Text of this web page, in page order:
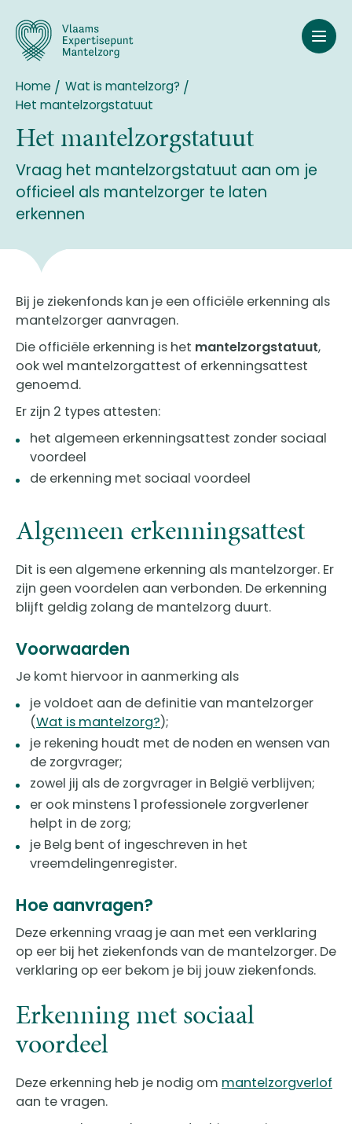
naar
inhoud
gaan
Breadcrumb
Home
Wat is mantelzorg?
Het mantelzorgstatuut
Het mantelzorgstatuut
Vraag het mantelzorgstatuut aan om je
officieel als mantelzorger te laten
erkennen
Bij je ziekenfonds kan je een officiële erkenning als
mantelzorger aanvragen.
Die officiële erkenning is het mantelzorgstatuut,
ook wel mantelzorgattest of erkenningsattest
genoemd.
Er zijn 2 types attesten:
het algemeen erkenningsattest zonder sociaal
voordeel
de erkenning met sociaal voordeel
Algemeen erkenningsattest
Dit is een algemene erkenning als mantelzorger. Er
zijn geen voordelen aan verbonden. De erkenning
blijft geldig zolang de mantelzorg duurt.
Voorwaarden
Je komt hiervoor in aanmerking als
je voldoet aan de definitie van mantelzorger
(Wat is mantelzorg?);
je rekening houdt met de noden en wensen van
de zorgvrager;
zowel jij als de zorgvrager in België verblijven;
er ook minstens 1 professionele zorgverlener
helpt in de zorg;
je Belg bent of ingeschreven in het
vreemdelingenregister.
Hoe aanvragen?
Deze erkenning vraag je aan met een verklaring
op eer bij het ziekenfonds van de mantelzorger. De
verklaring op eer bekom je bij jouw ziekenfonds.
Erkenning met sociaal
voordeel
Deze erkenning heb je nodig om mantelzorgverlof
aan te vragen.